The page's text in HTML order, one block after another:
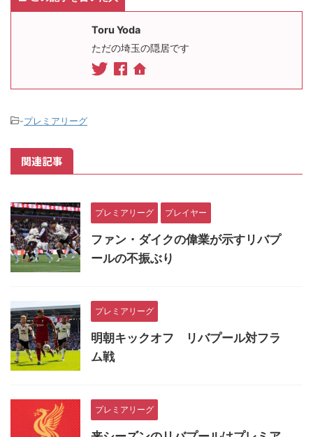
Toru Yoda
ただの埼玉の隠居です
-プレミアリーグ
関連記事
プレミアリーグ プレイヤー
ファン・ダイクの偉業が示すリバプ
ールの不振ぶり
プレミアリーグ
明朝キックオフ リバプール対フラ
ム戦
プレミアリーグ